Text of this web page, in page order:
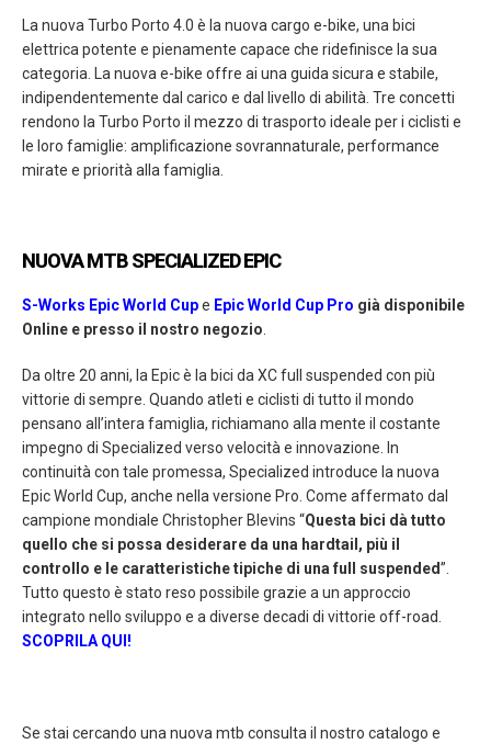
La nuova Turbo Porto 4.0 è la nuova cargo e-bike, una bici
elettrica potente e pienamente capace che ridefinisce la sua
categoria. La nuova e-bike offre ai una guida sicura e stabile,
indipendentemente dal carico e dal livello di abilità. Tre concetti
rendono la Turbo Porto il mezzo di trasporto ideale per i ciclisti e
le loro famiglie: amplificazione sovrannaturale, performance
mirate e priorità alla famiglia.
NUOVA MTB SPECIALIZED EPIC
S-Works Epic World Cupe Epic World Cup Pro già disponibile
Online e presso il nostro negozio.
Da oltre 20 anni, la Epic è la bici da XC full suspended con più
vittorie di sempre. Quando atleti e ciclisti di tutto il mondo
pensano all’intera famiglia, richiamano alla mente il costante
impegno di Specialized verso velocità e innovazione. In
continuità con tale promessa, Specialized introduce la nuova
Epic World Cup, anche nella versione Pro. Come affermato dal
campione mondiale Christopher Blevins “Questa bici dà tutto
quello che si possa desiderare da una hardtail, più il
controllo e le caratteristiche tipiche di una full suspended”.
Tutto questo è stato reso possibile grazie a un approccio
integrato nello sviluppo e a diverse decadi di vittorie off-road.
SCOPRILA QUI!
Se stai cercando una nuova mtb consulta il nostro catalogo e